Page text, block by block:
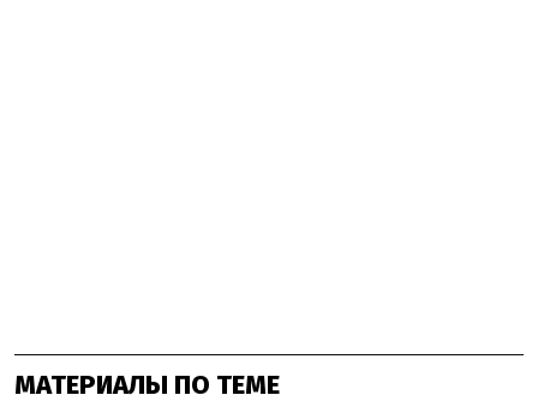
МАТЕРИАЛЫ ПО ТЕМЕ